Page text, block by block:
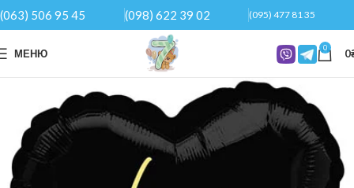
(063) 506 95 45 (098) 622 39 02 (095) 477 81 35
МЕНЮ 0 0